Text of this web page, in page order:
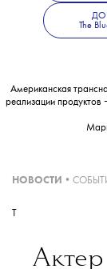
The
Американская
реализации
НОВОСТИ •
T